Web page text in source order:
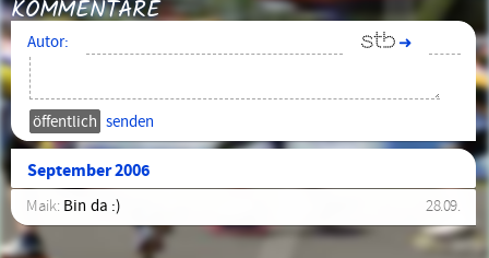
KOMMENTARE
Autor: ➜
senden
September 2006
28.09.
Maik: Bin da :)